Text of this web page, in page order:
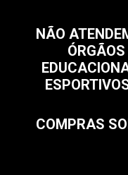
NÃO
COMPRAS